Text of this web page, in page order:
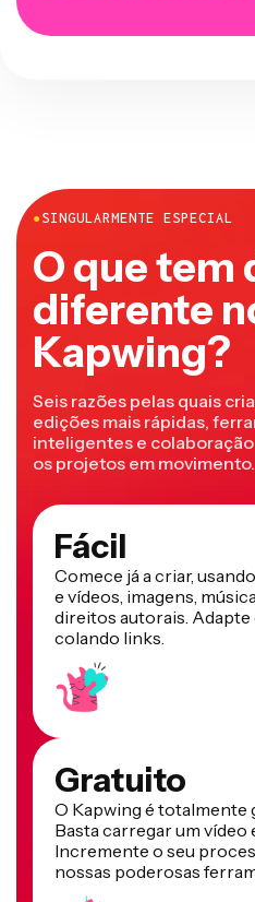
●SINGULARMENTE ESPECIAL
O que tem
diferente
Kapwing?
Seis razões pelas quais
edições mais rápidas,
inteligentes e
os projetos em movimento.
Fácil
Comece já a criar,
e vídeos, imagens,
direitos autorais.
colando links.
Gratuito
O Kapwing é totalmente
Basta carregar um vídeo
Incremente o seu
nossas poderosas